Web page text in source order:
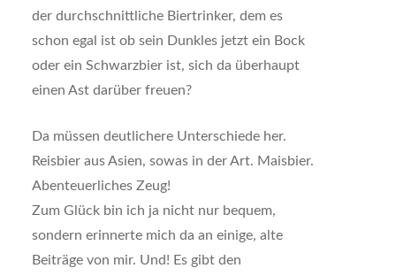
der durchschnittliche Biertrinker, dem es
schon egal ist ob sein Dunkles jetzt ein Bock
oder ein Schwarzbier ist, sich da überhaupt
einen Ast darüber freuen?
Da müssen deutlichere Unterschiede her.
Reisbier aus Asien, sowas in der Art. Maisbier.
Abenteuerliches Zeug!
Zum Glück bin ich ja nicht nur bequem,
sondern erinnerte mich da an einige, alte
Beiträge von mir. Und! Es gibt den